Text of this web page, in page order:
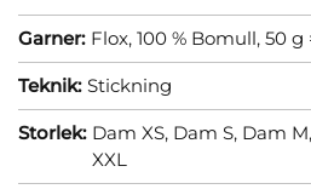
Garner: Flox, 100 % Bomull, 50 g
Teknik: Stickning
Storlek: Dam XS, Dam S, Dam M,
XXL